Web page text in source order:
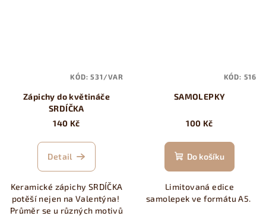
Zápichy do květináče
SRDÍČKA
140 Kč
Detail
Keramické zápichy SRDÍČKA
potěší nejen na Valentýna!
Průměr se u různých motivů
KÓD:531/VAR
SAMOLEPKY
100 Kč
Do košíku
Limitovaná edice
samolepek ve formátu A5.
KÓD: 516